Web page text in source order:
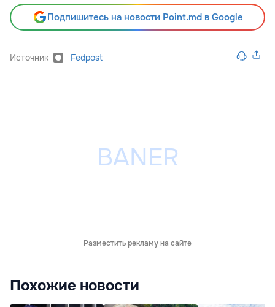
Подпишитесь на новости Point.md в Google
Источник Fedpost
Разместить рекламу на сайте
Похожие новости